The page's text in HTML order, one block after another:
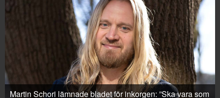
Martin Schori lämnade bladet för inkorgen: ”Ska vara som